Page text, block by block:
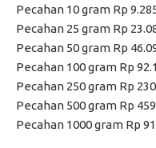
Pecahan 10 gram Rp
Pecahan 25 gram Rp
Pecahan 50 gram Rp
Pecahan 100 gram Rp
Pecahan 250 gram Rp
Pecahan 500 gram Rp
Pecahan 1000 gram Rp